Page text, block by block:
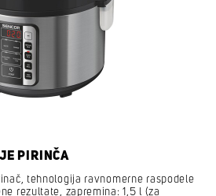
PIRINČA
tehnologija ravnomerne raspodele
rezultate, zapremina: 1,5 l (za